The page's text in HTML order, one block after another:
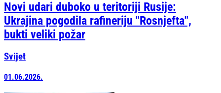
Novi udari duboko u teritoriji Rusije:
Ukrajina pogodila rafineriju "Rosnjefta",
bukti veliki požar
Svijet
01.06.2026.